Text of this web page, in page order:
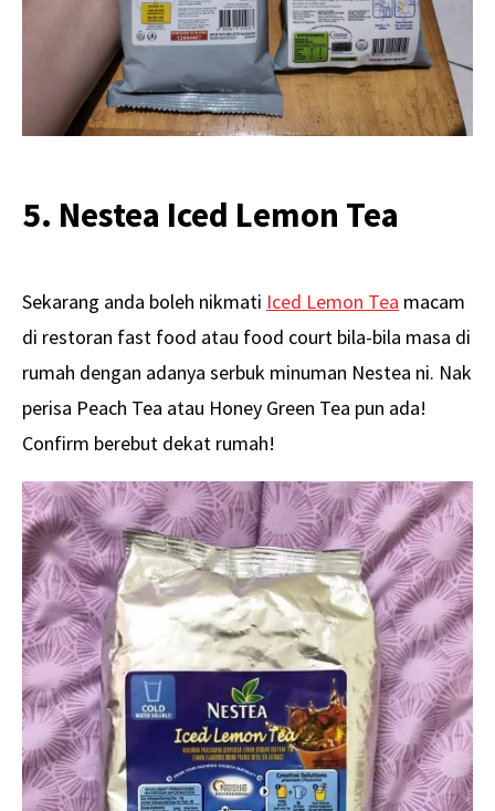
5. Nestea Iced Lemon Tea
Sekarang anda boleh nikmati Iced Lemon Tea macam
di restoran fast food atau food court bila-bila masa di
rumah dengan adanya serbuk minuman Nestea ni. Nak
perisa Peach Tea atau Honey Green Tea pun ada!
Confirm berebut dekat rumah!